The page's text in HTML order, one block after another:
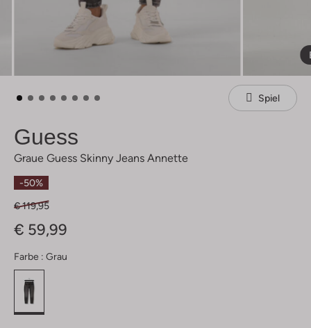
Spiel
Guess
Graue Guess Skinny Jeans Annette
-50%
€ 119,95
€ 59,99
Farbe : Grau